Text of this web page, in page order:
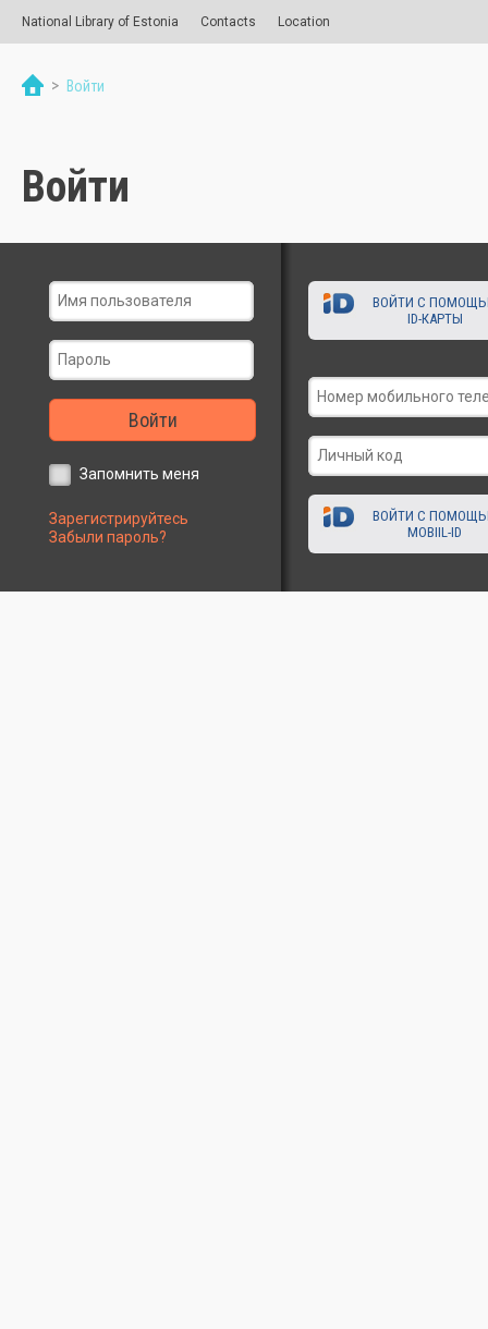
National Library of Estonia Contacts Location
> Войти
Войти
Войти
Запомнить меня
Зарегистрируйтесь
Забыли пароль?
ВОЙТИ С
ID-КАРТЫ
ВОЙТИ С
MOBIIL-ID